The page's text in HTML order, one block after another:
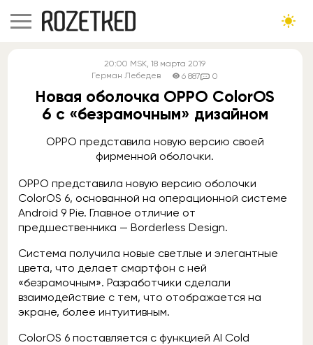
20:00 MSK, 18 марта 2019
Герман Лебедев
6 887 0
Новая оболочка OPPO ColorOS
6 с «безрамочным» дизайном
OPPO представила новую версию своей
фирменной оболочки.
OPPO представила новую версию оболочки
ColorOS 6, основанной на операционной системе
Android 9 Pie. Главное отличие от
предшественника — Borderless Design.
Система получила новые светлые и элегантные
цвета, что делает смартфон с ней
«безрамочным». Разработчики сделали
взаимодействие с тем, что отображается на
экране, более интуитивным.
ColorOS 6 поставляется с функцией AI Cold